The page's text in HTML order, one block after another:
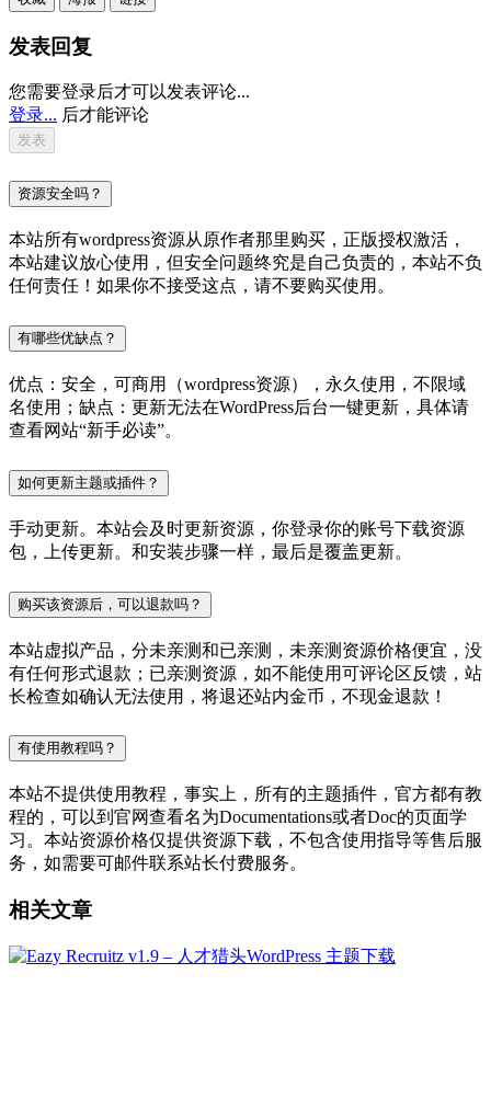
发表回复
您需要登录后才可以发表评论...
登录... 后才能评论
资源安全吗？
本站所有wordpress资源从原作者那里购买，正版授权激活，
本站建议放心使用，但安全问题终究是自己负责的，本站不负
任何责任！如果你不接受这点，请不要购买使用。
有哪些优缺点？
优点：安全，可商用（wordpress资源），永久使用，不限域
名使用；缺点：更新无法在WordPress后台一键更新，具体请
查看网站“新手必读”。
如何更新主题或插件？
手动更新。本站会及时更新资源，你登录你的账号下载资源
包，上传更新。和安装步骤一样，最后是覆盖更新。
购买该资源后，可以退款吗？
本站虚拟产品，分未亲测和已亲测，未亲测资源价格便宜，没
有任何形式退款；已亲测资源，如不能使用可评论区反馈，站
长检查如确认无法使用，将退还站内金币，不现金退款！
有使用教程吗？
本站不提供使用教程，事实上，所有的主题插件，官方都有教
程的，可以到官网查看名为Documentations或者Doc的页面学
习。本站资源价格仅提供资源下载，不包含使用指导等售后服
务，如需要可邮件联系站长付费服务。
相关文章